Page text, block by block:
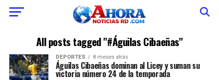
All posts tagged "#Águilas Cibaeñas"
DEPORTES 8 meses atrás
Águilas Cibaeñas dominan al Licey y suman su
victoria número 24 de la temporada